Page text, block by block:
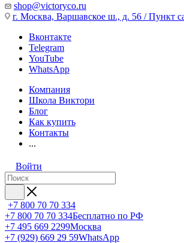
shop@victoryco.ru
г. Москва, Варшавское ш., д. 56 / Пункт
Вконтакте
Telegram
YouTube
WhatsApp
Компания
Школа Виктори
Блог
Как купить
Контакты
...
Войти
+7 800 70 70 334
+7 800 70 70 334Бесплатно по РФ
+7 495 669 2299Москва
+7 (929) 669 29 59WhatsApp